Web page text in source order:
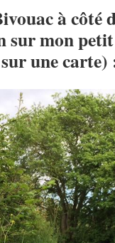
à côté
sur mon
une carte)